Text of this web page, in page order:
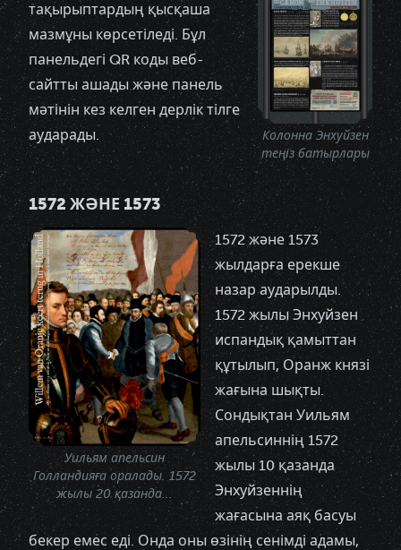
Колонна Энхуйзен
теңіз батырлары
тақырыптардың қысқаша
мазмұны көрсетіледі. Бұл
панельдегі QR коды веб-
сайтты ашады және панель
мәтінін кез келген дерлік тілге
аударады.
1572 ЖӘНЕ 1573
Уильям апельсин
Голландияға оралады. 1572
жылы 20 қазанда...
1572 және 1573
жылдарға ерекше
назар аударылды.
1572 жылы Энхуйзен
испандық қамыттан
құтылып, Оранж князі
жағына шықты.
Сондықтан Уильям
апельсиннің 1572
жылы 10 қазанда
Энхуйзеннің
жағасына аяқ басуы
бекер емес еді. Онда оны өзінің сенімді адамы,